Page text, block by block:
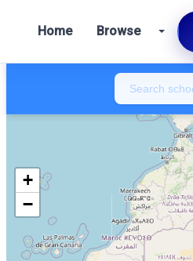
Home Browse
+
−